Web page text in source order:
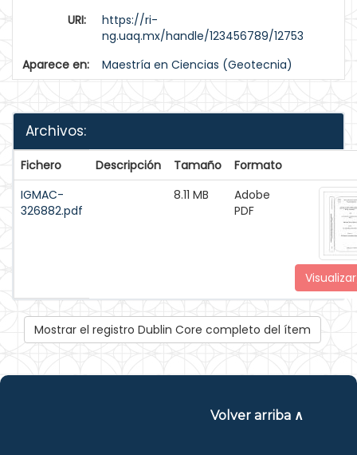
URI:
https://ri-
ng.uaq.mx/handle/123456789/12753
Aparece en:
Maestría en Ciencias (Geotecnia)
Archivos:
Fichero Descripción Tamaño
Formato
IGMAC-
326882.pdf
8.11 MB
Adobe
PDF
Mostrar el registro Dublin Core completo del ítem
Volver arriba ∧